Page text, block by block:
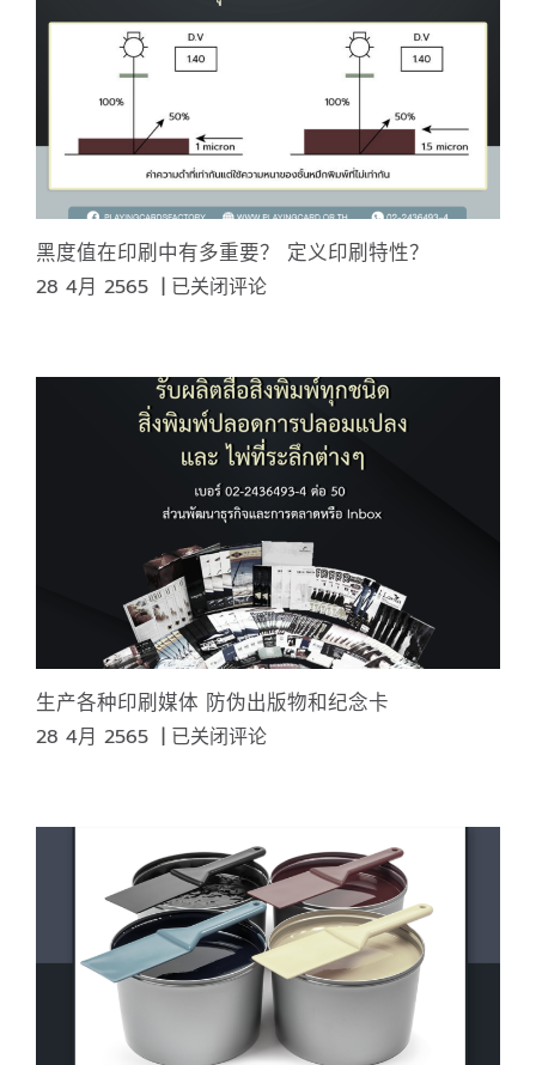
什
么
黑度值在印刷中有多重要？ 定义印刷特性？
28 4月 2565 | 黑
在
印
刷
中
多
重
要？
定
义
印
刷
特
性？
已关闭评论
生产各种印刷媒体 防伪出版物和纪念卡
28 4月 2565 | 生
印
刷
媒
体
防
伪
已关闭评论